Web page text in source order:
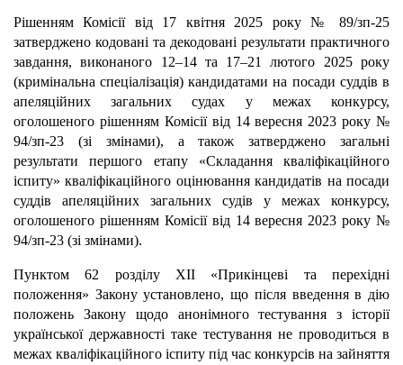
Рішенням Комісії від 17 квітня 2025 року № 89/зп-25
затверджено кодовані та декодовані результати практичного
завдання, виконаного 12–14 та 17–21 лютого 2025 року
(кримінальна спеціалізація) кандидатами на посади суддів в
апеляційних загальних судах у межах конкурсу,
оголошеного рішенням Комісії від 14 вересня 2023 року №
94/зп-23 (зі змінами), а також затверджено загальні
результати першого етапу «Складання кваліфікаційного
іспиту» кваліфікаційного оцінювання кандидатів на посади
суддів апеляційних загальних судів у межах конкурсу,
оголошеного рішенням Комісії від 14 вересня 2023 року №
94/зп-23 (зі змінами).
Пунктом 62 розділу ХІІ «Прикінцеві та перехідні
положення» Закону установлено, що після введення в дію
положень Закону щодо анонімного тестування з історії
української державності таке тестування не проводиться в
межах кваліфікаційного іспиту під час конкурсів на зайняття